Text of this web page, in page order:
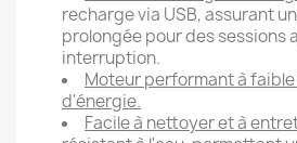
recharge via USB, assurant
prolongée pour des sessions
interruption.
Moteur performant à
d'énergie.
Facile à nettoyer et à